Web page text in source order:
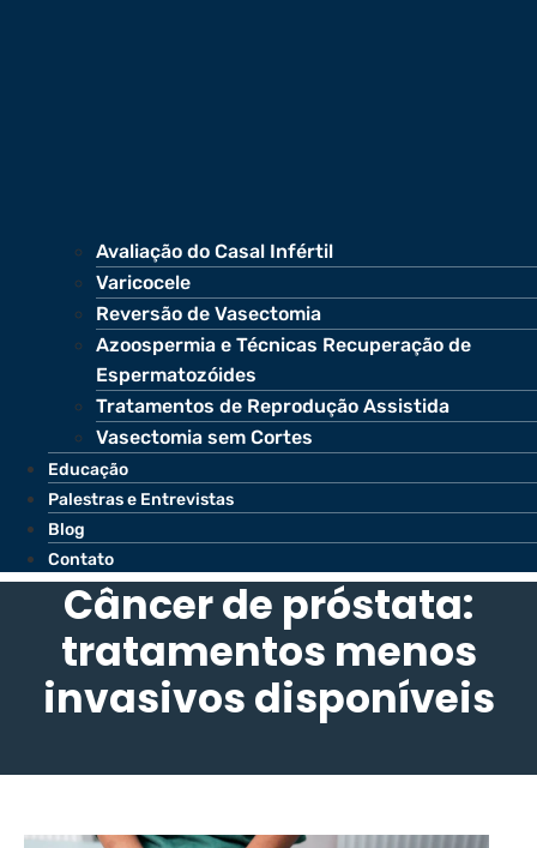
Avaliação do Casal Infértil
Varicocele
Reversão de Vasectomia
Azoospermia e Técnicas Recuperação de
Espermatozóides
Tratamentos de Reprodução Assistida
Vasectomia sem Cortes
Educação
Palestras e Entrevistas
Blog
Contato
Câncer de próstata:
tratamentos menos
invasivos disponíveis